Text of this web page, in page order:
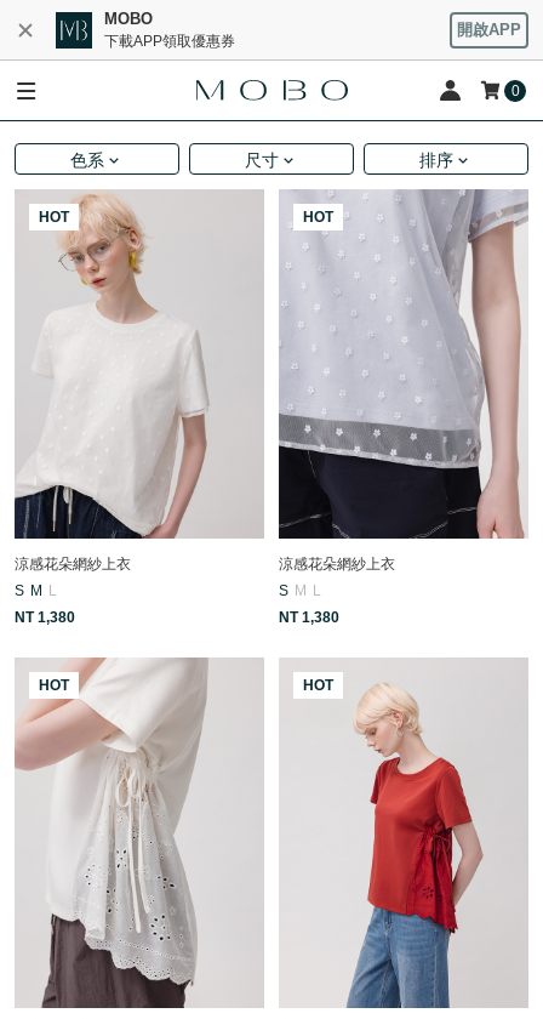
MOBO
下載APP領取優惠券
開啟APP
0
色系 尺寸 排序
HOT
涼感花朵網紗上衣
S M
L
NT 1,380
HOT
涼感花朵網紗上衣
S M
L
NT 1,380
HOT HOT